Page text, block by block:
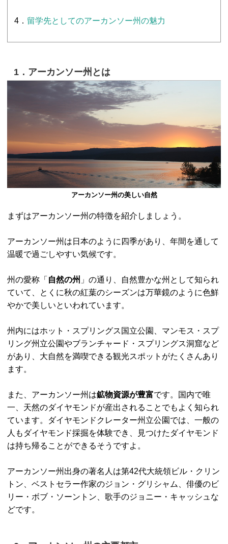
4． 留学先としてのアーカンソー州の魅力
1．アーカンソー州とは
アーカンソー州の美しい自然
まずはアーカンソー州の特徴を紹介しましょう。
アーカンソー州は日本のように四季があり、年間を通して
温暖で過ごしやすい気候です。
州の愛称「 自然の州 」の通り、自然豊かな州として知られ
ていて、とくに秋の紅葉のシーズンは万華鏡のように色鮮
やかで美しいといわれています。
州内にはホット・スプリングス国立公園、マンモス・スプ
リング州立公園やブランチャード・スプリングス洞窟など
があり、大自然を満喫できる観光スポットがたくさんあり
ます。
また、アーカンソー州は鉱物資源が豊富です。国内で唯
一、天然のダイヤモンドが産出されることでもよく知られ
ています。ダイヤモンドクレーター州立公園では、一般の
人もダイヤモンド採掘を体験でき、見つけたダイヤモンド
は持ち帰ることができるそうですよ。
アーカンソー州出身の著名人は第42代大統領ビル・クリン
トン、ベストセラー作家のジョン・グリシャム、俳優のビ
リー・ボブ・ソーントン、歌手のジョニー・キャッシュな
どです。